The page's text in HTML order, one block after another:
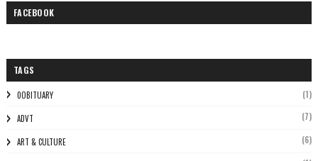
FACEBOOK
TAGS
0OBITUARY (1)
ADVT (7)
ART & CULTURE (6)